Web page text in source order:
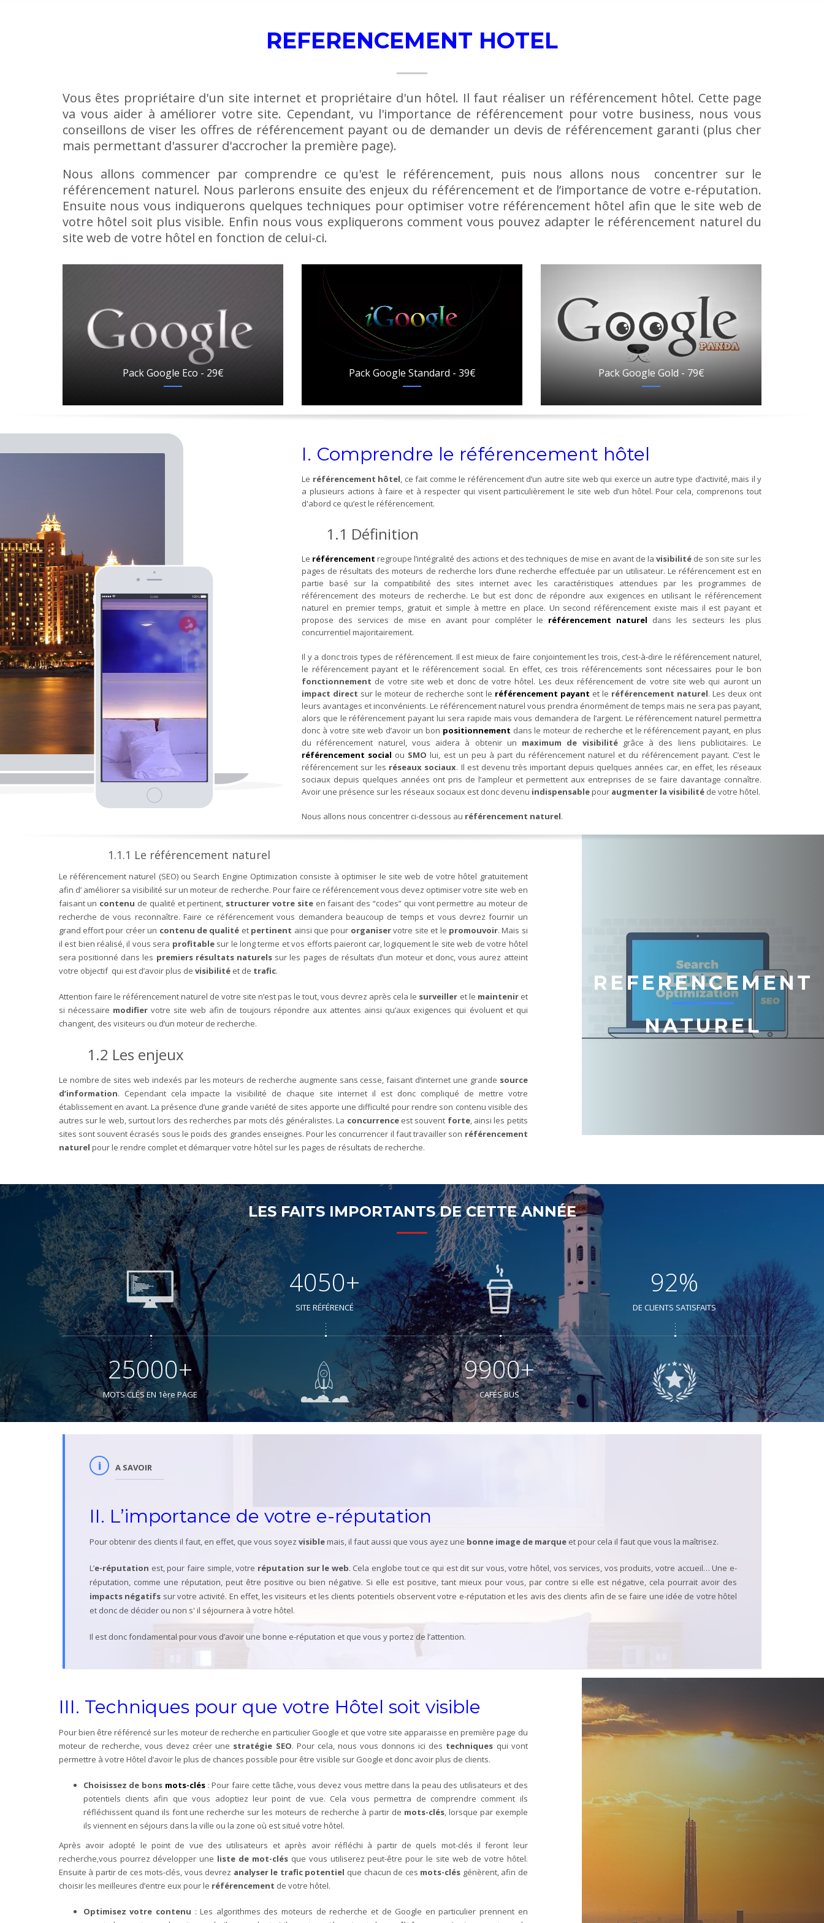
REFERENCEMENT HOTEL
Vous êtes propriétaire d'un site internet et propriétaire d'un hôtel. Il faut réaliser un référencement hôtel. Cette page
va vous aider à améliorer votre site. Cependant, vu l'importance de référencement pour votre business, nous vous
conseillons de viser les offres de référencement payant ou de demander un devis de référencement garanti (plus cher
mais permettant d'assurer d'accrocher la première page).
Nous allons commencer par comprendre ce qu'est le référencement, puis nous allons nous concentrer sur le
référencement naturel. Nous parlerons ensuite des enjeux du référencement et de l’importance de votre e-réputation.
Ensuite nous vous indiquerons quelques techniques pour optimiser votre référencement hôtel afin que le site web de
votre hôtel soit plus visible. Enfin nous vous expliquerons comment vous pouvez adapter le référencement naturel du
site web de votre hôtel en fonction de celui-ci.
Pack Google Eco - 29€ Pack Google Standard - 39€ Pack Google Gold - 79€
I. Comprendre le référencement hôtel
Le référencement hôtel, ce fait comme le référencement d’un autre site web qui exerce un autre type d’activité, mais il y
a plusieurs actions à faire et à respecter qui visent particulièrement le site web d’un hôtel. Pour cela, comprenons tout
d'abord ce qu’est le référencement.
1.1 Définition
Le référencement regroupe l’intégralité des actions et des techniques de mise en avant de la visibilité de son site sur les
pages de résultats des moteurs de recherche lors d’une recherche effectuée par un utilisateur. Le référencement est en
partie basé sur la compatibilité des sites internet avec les caractéristiques attendues par les programmes de
référencement des moteurs de recherche. Le but est donc de répondre aux exigences en utilisant le référencement
naturel en premier temps, gratuit et simple à mettre en place. Un second référencement existe mais il est payant et
propose des services de mise en avant pour compléter le référencement naturel dans les secteurs les plus
concurrentiel majoritairement.
Il y a donc trois types de référencement. Il est mieux de faire conjointement les trois, c’est-à-dire le référencement naturel,
le référencement payant et le référencement social. En effet, ces trois référencements sont nécessaires pour le bon
fonctionnement de votre site web et donc de votre hôtel. Les deux référencement de votre site web qui auront un
impact direct sur le moteur de recherche sont le référencement payant et le référencement naturel. Les deux ont
leurs avantages et inconvénients. Le référencement naturel vous prendra énormément de temps mais ne sera pas payant,
alors que le référencement payant lui sera rapide mais vous demandera de l’argent. Le référencement naturel permettra
donc à votre site web d’avoir un bon positionnement dans le moteur de recherche et le référencement payant, en plus
du référencement naturel, vous aidera à obtenir un maximum de visibilité grâce à des liens publicitaires. Le
référencement social ou SMOlui, est un peu à part du référencement naturel et du référencement payant. C’est le
référencement sur les réseaux sociaux. Il est devenu très important depuis quelques années car, en effet, les réseaux
sociaux depuis quelques années ont pris de l’ampleur et permettent aux entreprises de se faire davantage connaître.
Avoir une présence sur les réseaux sociaux est donc devenu indispensablepour augmenter la visibilité de votre hôtel.
Nous allons nous concentrer ci-dessous au référencement naturel.
1.1.1 Le référencement naturel
Le référencement naturel (SEO) ou Search Engine Optimization consiste à optimiser le site web de votre hôtel gratuitement
afin d’ améliorer sa visibilité sur un moteur de recherche. Pour faire ce référencement vous devez optimiser votre site web en
faisant un contenu de qualité et pertinent, structurer votre site en faisant des “codes” qui vont permettre au moteur de
recherche de vous reconnaître. Faire ce référencement vous demandera beaucoup de temps et vous devrez fournir un
grand effort pour créer un contenu de qualité et pertinent ainsi que pour organiservotre site et le promouvoir. Mais si
il est bien réalisé, il vous sera profitable sur le long terme et vos efforts paieront car, logiquement le site web de votre hôtel
sera positionné dans les premiers résultats naturels sur les pages de résultats d’un moteur et donc, vous aurez atteint
votre objectif qui est d’avoir plus de visibilité et de trafic.
Attention faire le référencement naturel de votre site n’est pas le tout, vous devrez après cela le surveiller et le maintenir et
si nécessaire modifier votre site web afin de toujours répondre aux attentes ainsi qu’aux exigences qui évoluent et qui
changent, des visiteurs ou d’un moteur de recherche.
1.2 Les enjeux
Le nombre de sites web indexés par les moteurs de recherche augmente sans cesse, faisant d’internet une grande source
d’information. Cependant cela impacte la visibilité de chaque site internet il est donc compliqué de mettre votre
établissement en avant. La présence d’une grande variété de sites apporte une difficulté pour rendre son contenu visible des
autres sur le web, surtout lors des recherches par mots clés généralistes. La concurrence est souvent forte, ainsi les petits
sites sont souvent écrasés sous le poids des grandes enseignes. Pour les concurrencer il faut travailler son référencement
naturel pour le rendre complet et démarquer votre hôtel sur les pages de résultats de recherche.
REFERENCEMENT
NATUREL
LES FAITS IMPORTANTS DE CETTE ANNÉE
25000+
MOTS CLÉS EN 1ère PAGE
4050+
SITE RÉFÉRENCÉ
9900+
CAFÉS BUS
92%
DE CLIENTS SATISFAITS
A SAVOIR
II. L’importance de votre e-réputation
Pour obtenir des clients il faut, en effet, que vous soyez visiblemais, il faut aussi que vous ayez une bonne image de marque et pour cela il faut que vous la maîtrisez.
L’e-réputation est, pour faire simple, votre réputation sur le web. Cela englobe tout ce qui est dit sur vous, votre hôtel, vos services, vos produits, votre accueil… Une e-
réputation, comme une réputation, peut être positive ou bien négative. Si elle est positive, tant mieux pour vous, par contre si elle est négative, cela pourrait avoir des
impacts négatifs sur votre activité. En effet, les visiteurs et les clients potentiels observent votre e-réputation et les avis des clients afin de se faire une idée de votre hôtel
et donc de décider ou non s' il séjournera à votre hôtel.
Il est donc fondamental pour vous d’avoir une bonne e-réputation et que vous y portez de l’attention.
III. Techniques pour que votre Hôtel soit visible
Pour bien être référencé sur les moteur de recherche en particulier Google et que votre site apparaisse en première page du
moteur de recherche, vous devez créer une stratégie SEO. Pour cela, nous vous donnons ici des techniques qui vont
permettre à votre Hôtel d’avoir le plus de chances possible pour être visible sur Google et donc avoir plus de clients.
Choisissez de bons mots-clés : Pour faire cette tâche, vous devez vous mettre dans la peau des utilisateurs et des
potentiels clients afin que vous adoptiez leur point de vue. Cela vous permettra de comprendre comment ils
réfléchissent quand ils font une recherche sur les moteurs de recherche à partir de mots-clés, lorsque par exemple
ils viennent en séjours dans la ville ou la zone où est situé votre hôtel.
Après avoir adopté le point de vue des utilisateurs et après avoir réfléchi à partir de quels mot-clés il feront leur
recherche,vous pourrez développer une liste de mot-clés que vous utiliserez peut-être pour le site web de votre hôtel.
Ensuite à partir de ces mots-clés, vous devrez analyser le trafic potentiel que chacun de ces mots-clés génèrent, afin de
choisir les meilleures d’entre eux pour le référencement de votre hôtel.
Optimisez votre contenu : Les algorithmes des moteurs de recherche et de Google en particulier prennent en